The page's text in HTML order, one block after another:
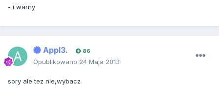
- i warny
Appl3. 86
Opublikowano 24 Maja 2013
sory ale tez nie,wybacz